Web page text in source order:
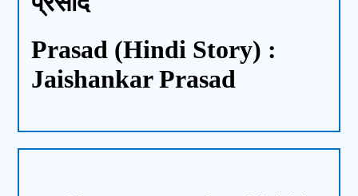
Prasad (Hindi Story) :
Jaishankar Prasad